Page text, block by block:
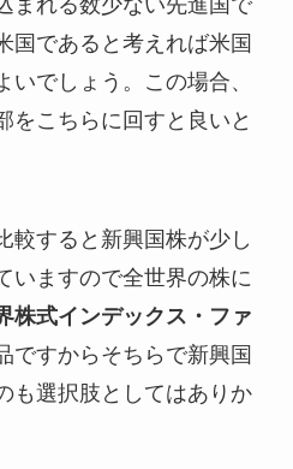
国であると考えれば米国
でしょう。この場合、
をこちらに回すと良いと
較すると新興国株が少し
いますので全世界の株に
株式インデックス・ファ
ですからそちらで新興国
も選択肢としてはありか